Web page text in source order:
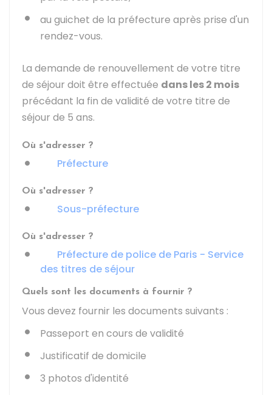
au guichet de la préfecture après prise d'un
rendez-vous.
La demande de renouvellement de votre titre
de séjour doit être effectuée dans les 2 mois
précédant la fin de validité de votre titre de
séjour de 5 ans.
Où s'adresser ?
Préfecture
Où s'adresser ?
Sous-préfecture
Où s'adresser ?
Préfecture de police de Paris - Service
des titres de séjour
Quels sont les documents à fournir ?
Vous devez fournir les documents suivants :
Passeport en cours de validité
Justificatif de domicile
3 photos d'identité